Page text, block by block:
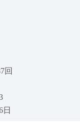
回
日